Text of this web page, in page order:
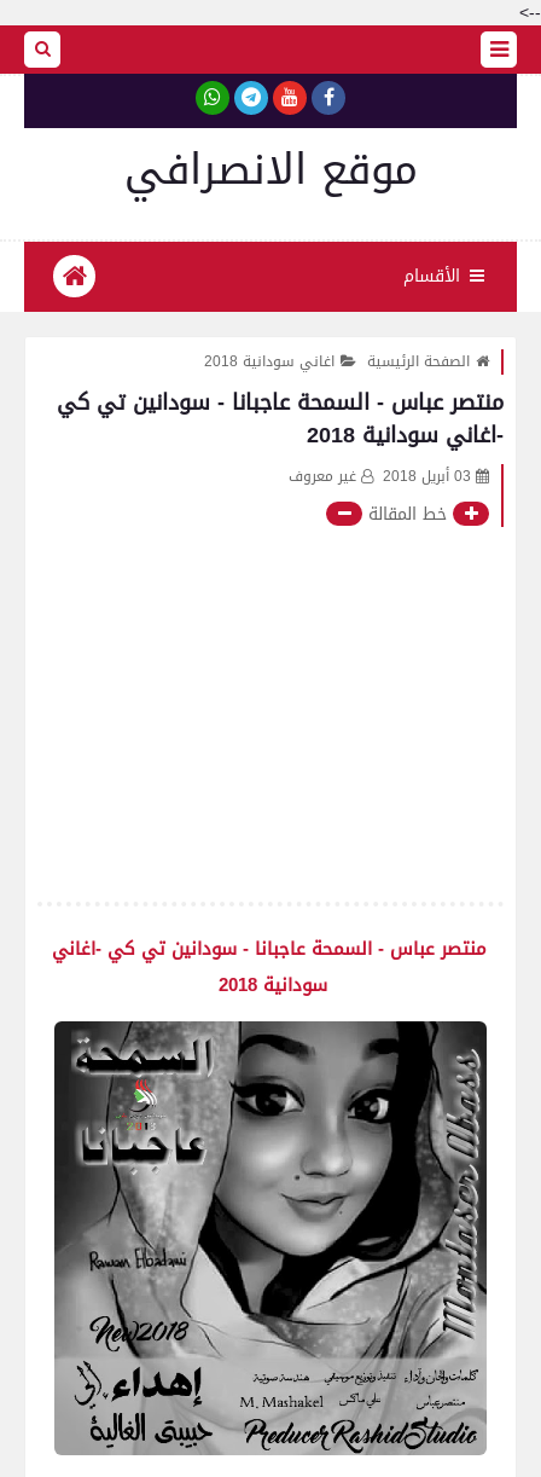
-->
موقع الانصرافي
الأقسام
الصفحة الرئيسية اغاني سودانية 2018
منتصر عباس - السمحة عاجبانا - سودانين تي كي
-اغاني سودانية 2018
03 أبريل 2018 غير معروف
خط المقالة
منتصر عباس - السمحة عاجبانا - سودانين تي كي -اغاني
سودانية 2018